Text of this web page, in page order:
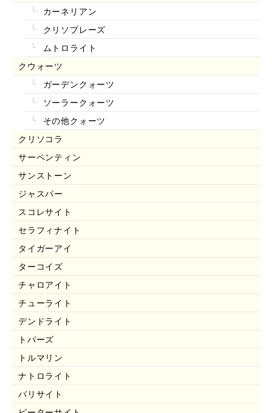
カーネリアン
クリソプレーズ
ムトロライト
クウォーツ
ガーデンクォーツ
ソーラークォーツ
その他クォーツ
クリソコラ
サーペンティン
サンストーン
ジャスパー
スコレサイト
セラフィナイト
タイガーアイ
ターコイズ
チャロアイト
チューライト
デンドライト
トパーズ
トルマリン
ナトロライト
バリサイト